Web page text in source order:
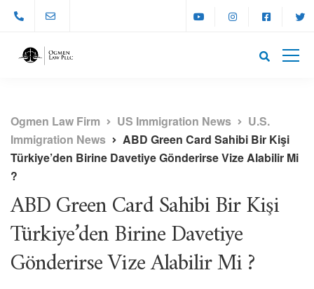
Ogmen Law Firm US Immigration News
U.S.
Immigration News
ABD Green Card Sahibi Bir Kişi
Türkiye’den Birine Davetiye Gönderirse Vize Alabilir Mi
?
ABD Green Card Sahibi Bir Kişi
Türkiye’den Birine Davetiye
Gönderirse Vize Alabilir Mi ?